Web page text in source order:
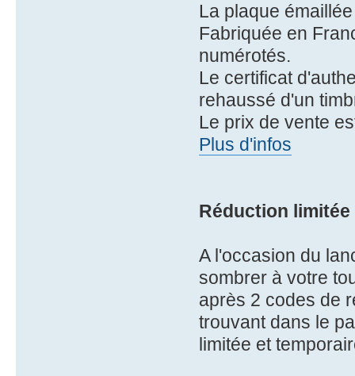
La plaque
Fabriquée en
numérotés.
Le certificat
rehaussé d'un
Le prix de vente
Plus d'infos
Réduction
A l'occasion du
sombrer à votre
après 2 codes de
trouvant dans le
limitée et